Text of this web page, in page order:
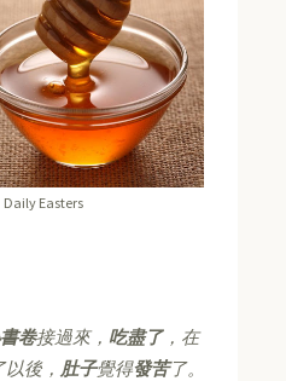
Easters
卷接過來， 吃盡了，在
後， 肚子覺得發苦了。